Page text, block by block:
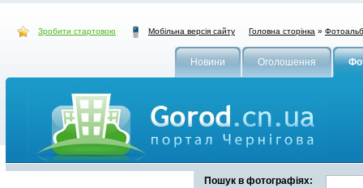
Зробити стартовою Мобільна версія сайту Головна сторінка »
Новини Оголошення
Пошук в фотографіях: